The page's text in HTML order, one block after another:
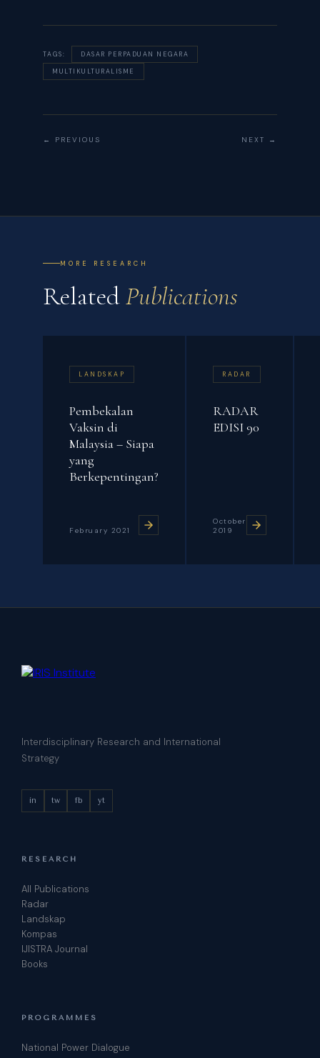
TAGS:
DASAR PERPADUAN NEGARA
MULTIKULTURALISME
← PREVIOUS NEXT →
MORE RESEARCH
RelatedPublications
LANDSKAP
Pembekalan
Vaksin di
Malaysia – Siapa
yang
Berkepentingan?
February 2021
RADAR
RADAR
EDISI 90
October
2019
Interdisciplinary Research and International
Strategy
in tw fb yt
RESEARCH
All Publications
Radar
Landskap
Kompas
IJISTRA Journal
Books
PROGRAMMES
National Power Dialogue